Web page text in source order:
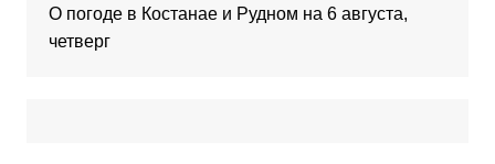
О погоде в Костанае и Рудном на 6 августа,
четверг